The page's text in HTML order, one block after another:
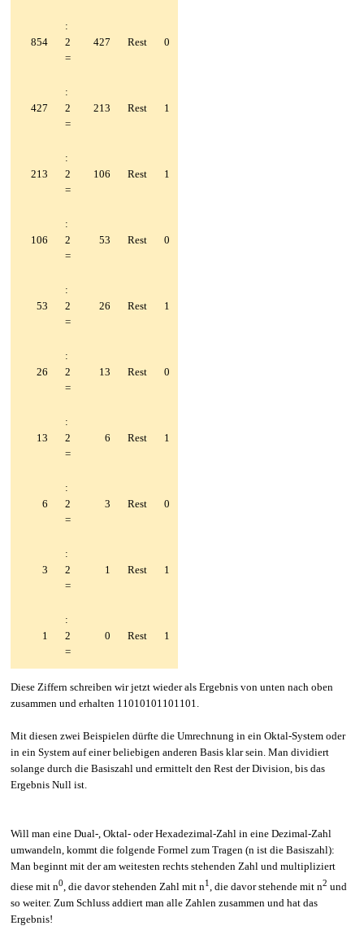
854
:
2
=
427 Rest 0
427
:
2
=
213 Rest 1
213
:
2
=
106 Rest 1
106
:
2
=
53 Rest 0
53
:
2
=
26 Rest 1
26
:
2
=
13 Rest 0
13
:
2
=
6 Rest 1
6
:
2
=
3 Rest 0
3
:
2
=
1 Rest 1
1
:
2
=
0 Rest 1
Diese Ziffern schreiben wir jetzt wieder als Ergebnis von unten nach oben
zusammen und erhalten 11010101101101.
Mit diesen zwei Beispielen dürfte die Umrechnung in ein Oktal-System oder
in ein System auf einer beliebigen anderen Basis klar sein. Man dividiert
solange durch die Basiszahl und ermittelt den Rest der Division, bis das
Ergebnis Null ist.
Will man eine Dual-, Oktal- oder Hexadezimal-Zahl in eine Dezimal-Zahl
umwandeln, kommt die folgende Formel zum Tragen (n ist die Basiszahl):
Man beginnt mit der am weitesten rechts stehenden Zahl und multipliziert
diese mit n0, die davor stehenden Zahl mit n1, die davor stehende mit n2 und
so weiter. Zum Schluss addiert man alle Zahlen zusammen und hat das
Ergebnis!